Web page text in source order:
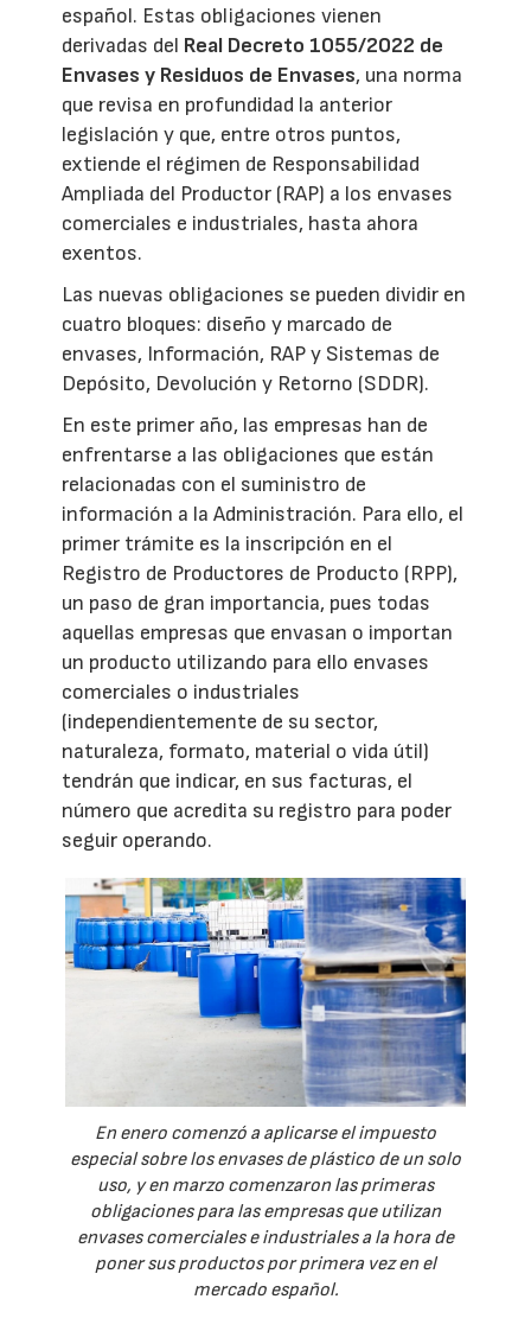
español. Estas obligaciones vienen
derivadas del Real Decreto 1055/2022 de
Envases y Residuos de Envases, una norma
que revisa en profundidad la anterior
legislación y que, entre otros puntos,
extiende el régimen de Responsabilidad
Ampliada del Productor (RAP) a los envases
comerciales e industriales, hasta ahora
exentos.
Las nuevas obligaciones se pueden dividir en
cuatro bloques: diseño y marcado de
envases, Información, RAP y Sistemas de
Depósito, Devolución y Retorno (SDDR).
En este primer año, las empresas han de
enfrentarse a las obligaciones que están
relacionadas con el suministro de
información a la Administración. Para ello, el
primer trámite es la inscripción en el
Registro de Productores de Producto (RPP),
un paso de gran importancia, pues todas
aquellas empresas que envasan o importan
un producto utilizando para ello envases
comerciales o industriales
(independientemente de su sector,
naturaleza, formato, material o vida útil)
tendrán que indicar, en sus facturas, el
número que acredita su registro para poder
seguir operando.
En enero comenzó a aplicarse el impuesto
especial sobre los envases de plástico de un solo
uso, y en marzo comenzaron las primeras
obligaciones para las empresas que utilizan
envases comerciales e industriales a la hora de
poner sus productos por primera vez en el
mercado español.